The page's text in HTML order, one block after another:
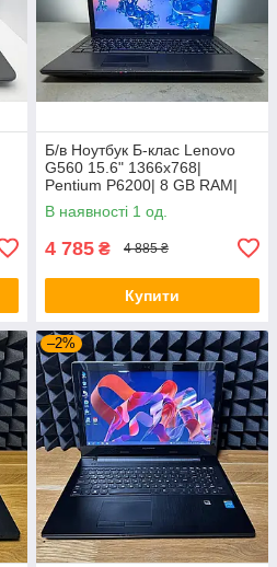
Б/в Ноутбук Б-клас Lenovo
G560 15.6" 1366x768|
Pentium P6200| 8 GB RAM|
120 GB SSD| HD
В наявності 1 од.
4 785 ₴ 4 885 ₴
Купити
–2%